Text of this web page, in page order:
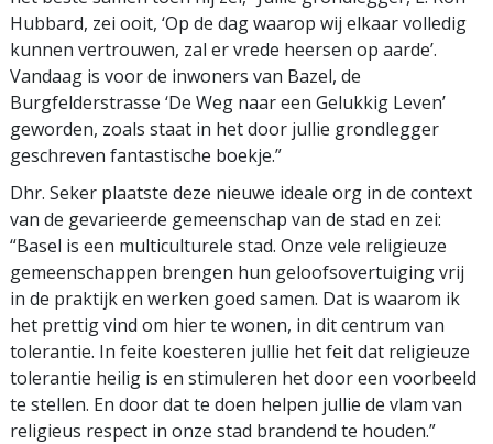
Hubbard, zei ooit, ‘Op de dag waarop wij elkaar volledig
kunnen vertrouwen, zal er vrede heersen op aarde’.
Vandaag is voor de inwoners van Bazel, de
Burgfelderstrasse ‘De Weg naar een Gelukkig Leven’
geworden, zoals staat in het door jullie grondlegger
geschreven fantastische boekje.”
Dhr. Seker plaatste deze nieuwe ideale org in de context
van de gevarieerde gemeenschap van de stad en zei:
“Basel is een multiculturele stad. Onze vele religieuze
gemeenschappen brengen hun geloofsovertuiging vrij
in de praktijk en werken goed samen. Dat is waarom ik
het prettig vind om hier te wonen, in dit centrum van
tolerantie. In feite koesteren jullie het feit dat religieuze
tolerantie heilig is en stimuleren het door een voorbeeld
te stellen. En door dat te doen helpen jullie de vlam van
religieus respect in onze stad brandend te houden.”